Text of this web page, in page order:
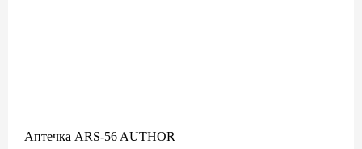
Аптечка ARS-56 AUTHOR